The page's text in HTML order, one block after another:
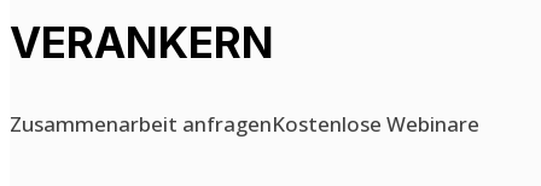
VERANKERN
Zusammenarbeit anfragenKostenlose Webinare